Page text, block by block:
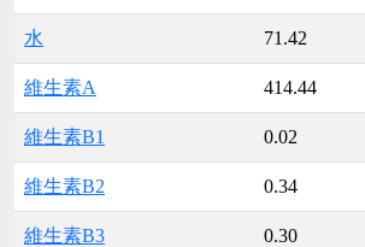
水 71.42
維生素A 414.44
維生素B1 0.02
維生素B2 0.34
維生素B3 0.30